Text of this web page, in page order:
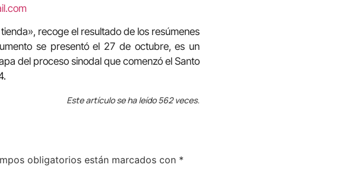
recoge el resultado de los resúmenes
se presentó el 27 de octubre, es un
del proceso sinodal que comenzó el Santo
Este artículo se ha leído 562 veces.
obligatorios están marcados con *